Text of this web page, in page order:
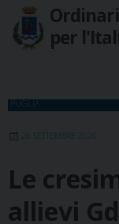
per
PUGLIA
26 SETTEMBRE 2020
Le
allievi